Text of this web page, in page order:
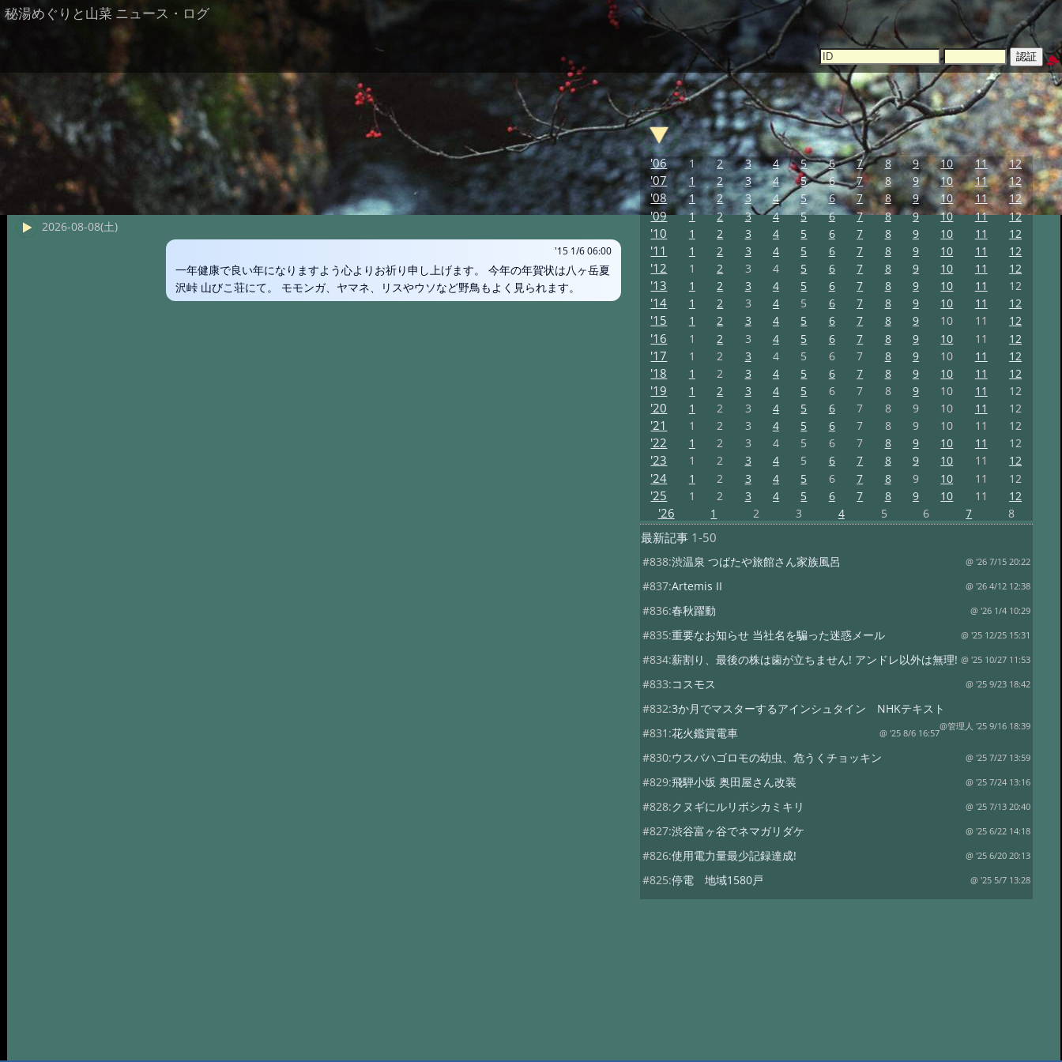
秘湯めぐりと山菜 ニュース・ログ
2026-08-08(土)
'15 1/6 06:00
一年健康で良い年になりますよう心よりお祈り申し上げます。 今年の年賀状は八ヶ岳夏
沢峠 山びこ荘にて。 モモンガ、ヤマネ、リスやウソなど野鳥もよく見られます。
'06 1 2 3 4 5 6 7 8 9 10 11 12
'07 1 2 3 4 5 6 7 8 9 10 11 12
'08 1 2 3 4 5 6 7 8 9 10 11 12
'09 1 2 3 4 5 6 7 8 9 10 11 12
'10 1 2 3 4 5 6 7 8 9 10 11 12
'11 1 2 3 4 5 6 7 8 9 10 11 12
'12 1 2 3 4 5 6 7 8 9 10 11 12
'13 1 2 3 4 5 6 7 8 9 10 11 12
'14 1 2 3 4 5 6 7 8 9 10 11 12
'15 1 2 3 4 5 6 7 8 9 10 11 12
'16 1 2 3 4 5 6 7 8 9 10 11 12
'17 1 2 3 4 5 6 7 8 9 10 11 12
'18 1 2 3 4 5 6 7 8 9 10 11 12
'19 1 2 3 4 5 6 7 8 9 10 11 12
'20 1 2 3 4 5 6 7 8 9 10 11 12
'21 1 2 3 4 5 6 7 8 9 10 11 12
'22 1 2 3 4 5 6 7 8 9 10 11 12
'23 1 2 3 4 5 6 7 8 9 10 11 12
'24 1 2 3 4 5 6 7 8 9 10 11 12
'25 1 2 3 4 5 6 7 8 9 10 11 12
'26 1 2 3 4 5 6 7 8
最新記事1-50
#838:渋温泉 つばたや旅館さん家族風呂 @ '26 7/15 20:22
#837:Artemis II @ '26 4/12 12:38
#836:春秋躍動 @ '26 1/4 10:29
#835:重要なお知らせ 当社名を騙った迷惑メール @ '25 12/25 15:31
#834:薪割り、最後の株は歯が立ちません! アンドレ以外は無理! @ '25 10/27 11:53
#833:コスモス @ '25 9/23 18:42
#832:3か月でマスターするアインシュタイン NHKテキスト
@管理人 '25 9/16 18:39
#831:花火鑑賞電車 @ '25 8/6 16:57
#830:ウスバハゴロモの幼虫、危うくチョッキン @ '25 7/27 13:59
#829:飛騨小坂 奥田屋さん改装 @ '25 7/24 13:16
#828:クヌギにルリボシカミキリ @ '25 7/13 20:40
#827:渋谷富ヶ谷でネマガリダケ @ '25 6/22 14:18
#826:使用電力量最少記録達成! @ '25 6/20 20:13
#825:停電 地域1580戸 @ '25 5/7 13:28
#824:移築のワイナリー